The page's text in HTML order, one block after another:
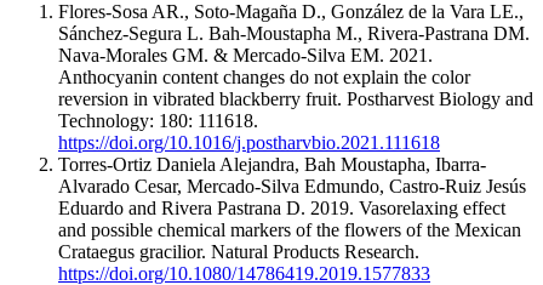
Flores-Sosa AR., Soto-Magaña D., González de la Vara LE.,
Sánchez-Segura L. Bah-Moustapha M., Rivera-Pastrana DM.
Nava-Morales GM. & Mercado-Silva EM. 2021.
Anthocyanin content changes do not explain the color
reversion in vibrated blackberry fruit. Postharvest Biology and
Technology: 180: 111618.
https://doi.org/10.1016/j.postharvbio.2021.111618
Torres-Ortiz Daniela Alejandra, Bah Moustapha, Ibarra-
Alvarado Cesar, Mercado-Silva Edmundo, Castro-Ruiz Jesús
Eduardo and Rivera Pastrana D. 2019. Vasorelaxing effect
and possible chemical markers of the flowers of the Mexican
Crataegus gracilior. Natural Products Research.
https://doi.org/10.1080/14786419.2019.1577833